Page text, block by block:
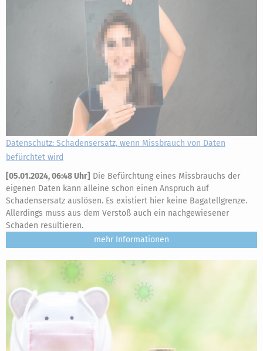
Datenschutz: Schadensersatz, wenn Missbrauch von Daten
befürchtet wird
[05.01.2024, 06:48 Uhr] Die Befürchtung eines Missbrauchs der
eigenen Daten kann alleine schon einen Anspruch auf
Schadensersatz auslösen. Es existiert hier keine Bagatellgrenze.
Allerdings muss aus dem Verstoß auch ein nachgewiesener
Schaden resultieren.
mehr